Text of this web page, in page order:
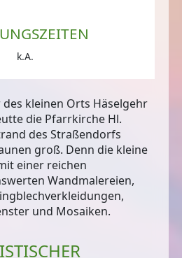
k.A.
des kleinen Orts Häselgehr
die Pfarrkirche Hl.
des Straßendorfs
groß. Denn die kleine
einer reichen
Wandmalereien,
,
und Mosaiken.